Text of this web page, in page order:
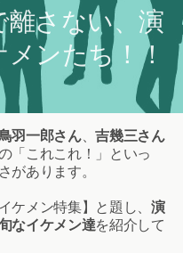
さない、演
ンたち！！
羽一郎さん、吉幾三さん
「これこれ！」といっ
があります。
ケメン特集】と題し、 演
なイケメン達を紹介して